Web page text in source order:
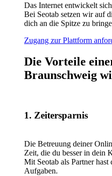
Das Internet entwickelt
Bei Seotab setzen wir auf
dich an die Spitze zu
Zugang zur Plattform
Die Vorteile
Braunschweig
1. Zeitersparnis
Die Betreuung deiner
Zeit, die du besser in dein
Mit Seotab als Partner
Aufgaben.